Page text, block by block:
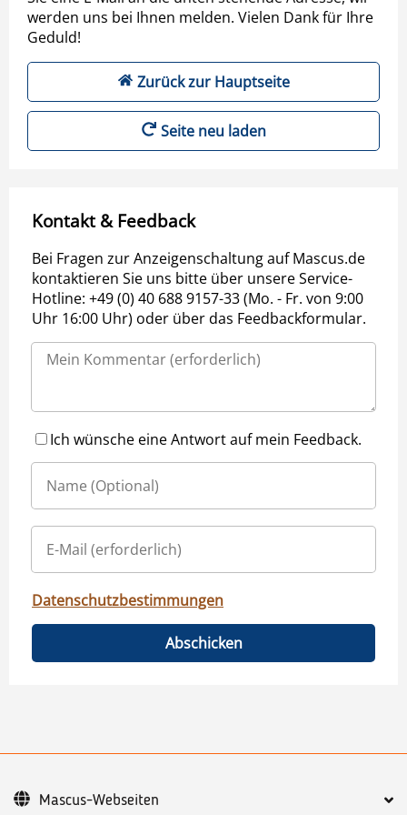
werden uns bei Ihnen melden. Vielen Dank für Ihre
Geduld!
Zurück zur Hauptseite
Seite neu laden
Kontakt & Feedback
Bei Fragen zur Anzeigenschaltung auf Mascus.de
kontaktieren Sie uns bitte über unsere Service-
Hotline: +49 (0) 40 688 9157-33 (Mo. - Fr. von 9:00
Uhr 16:00 Uhr) oder über das Feedbackformular.
Ich wünsche eine Antwort auf mein Feedback.
Datenschutzbestimmungen
Abschicken
Mascus-Webseiten